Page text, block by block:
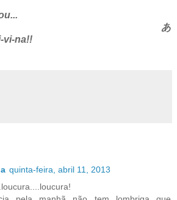
vi-na!!
quinta-feira, abril 11, 2013